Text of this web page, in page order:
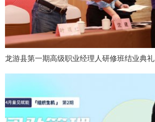
龙游县第一期高级职业经理人研修班结业典礼